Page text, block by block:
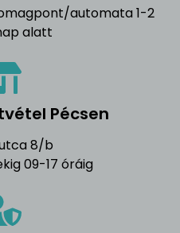
automata 1-2
alatt
Pécsen
8/b
09-17 óráig